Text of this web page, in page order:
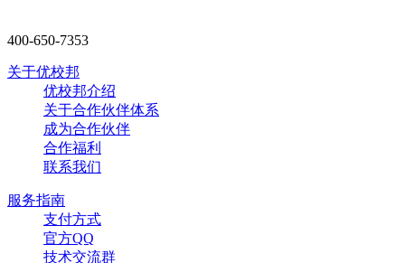
400-650-7353
关于优校邦
优校邦介绍
关于合作伙伴体系
成为合作伙伴
合作福利
联系我们
服务指南
支付方式
官方QQ
技术交流群